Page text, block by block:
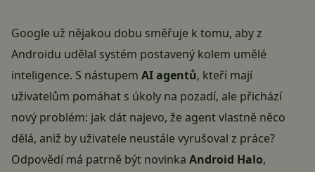
Google už nějakou dobu směřuje k tomu, aby z
Androidu udělal systém postavený kolem umělé
inteligence. S nástupem AI agentů, kteří mají
uživatelům pomáhat s úkoly na pozadí, ale přichází
nový problém: jak dát najevo, že agent vlastně něco
dělá, aniž by uživatele neustále vyrušoval z práce?
Odpovědí má patrně být novinka Android Halo,